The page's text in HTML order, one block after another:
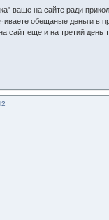
ваше на сайте ради
обещаные деньги в
сайт еще и на третий день